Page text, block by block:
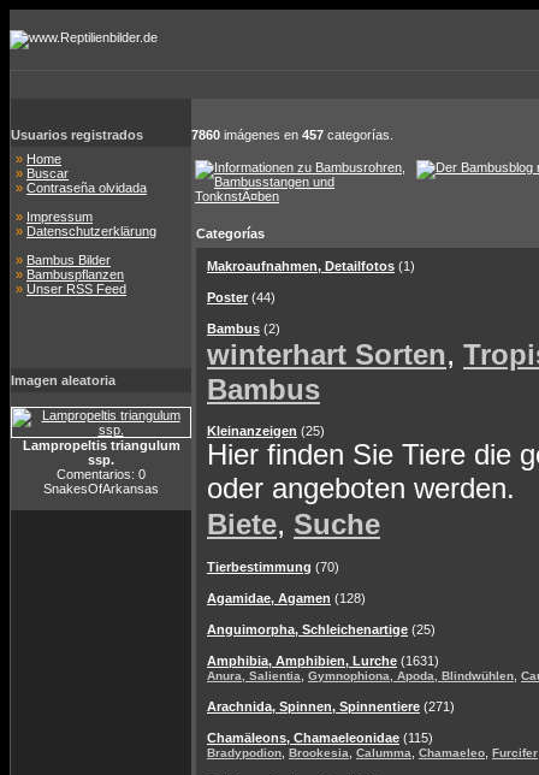
Usuarios registrados
» Home
» Buscar
» Contraseña olvidada
» Impressum
» Datenschutzerklärung
» Bambus Bilder
» Bambuspflanzen
» Unser RSS Feed
Imagen aleatoria
Lampropeltis triangulum
ssp.
Comentarios: 0
SnakesOfArkansas
7860 imágenes en 457 categorías.
Categorías
Makroaufnahmen, Detailfotos (1)
Poster (44)
Bambus (2)
winterhart Sorten,
Bambus
Kleinanzeigen (25)
Hier finden Sie Tiere die
oder angeboten werden.
Biete, Suche
Tierbestimmung (70)
Agamidae, Agamen (128)
Anguimorpha, Schleichenartige (25)
Amphibia, Amphibien, Lurche (1631)
Anura, Salientia Gymnophiona, Apoda, Blindwühlen
Arachnida, Spinnen, Spinnentiere (271)
Chamäleons, Chamaeleonidae (115)
Bradypodion Brookesia Calumma Chamaeleo Furcifer